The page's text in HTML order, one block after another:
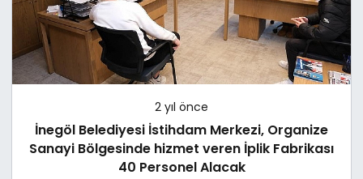
2 yıl önce
İnegöl Belediyesi İstihdam Merkezi, Organize
Sanayi Bölgesinde hizmet veren İplik Fabrikası
40 Personel Alacak